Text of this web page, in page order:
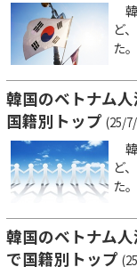
ど
た
韓国のベトナム
国籍別トップ (25/
ど
た
韓国のベトナム
で国籍別トップ